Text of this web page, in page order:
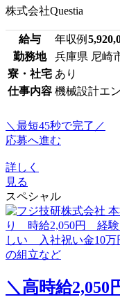
株式会社Questia
給与 年収例
勤務地
兵庫県 尼崎
寮・社宅 あり
仕事内容 機械設計エ
＼最短45秒で完了／
応募へ進む
詳しく
見る
スペシャル
＼高時給2,050